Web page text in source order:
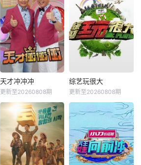
天才冲冲冲
更新至20260808期
综艺玩很大
更新至20260808期